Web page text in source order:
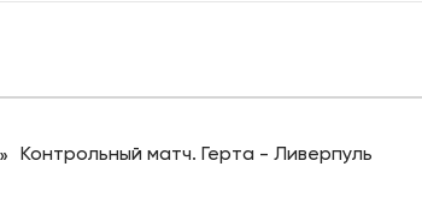
Контрольный матч. Герта - Ливерпуль